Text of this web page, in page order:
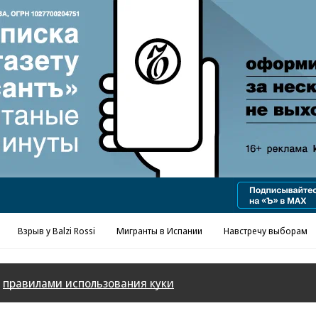
Реклама в «Ъ» www.kommersant.ru/ad
Взрыв у Balzi Rossi Мигранты в Испании Навстречу выборам
правилами использования куки